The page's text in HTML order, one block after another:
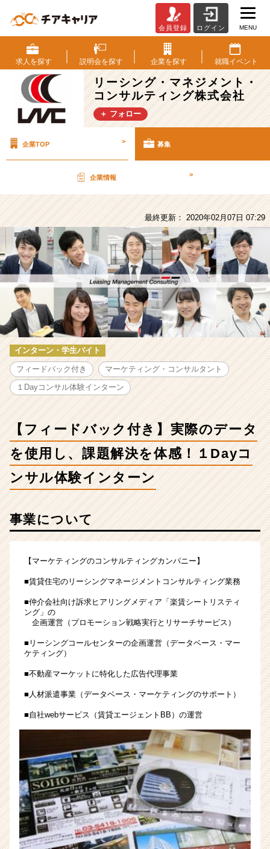
ー
シ
ン
グ・
マ
ネ
ジ
ト・
コ
サ
グ
株
式
会
社
の
採
用/
求
人
-
ー
ド
バ
ッ
ク
付
の
ー
タ
使
し、
課
決
を
感！
１
Day
コ
ン
サ
ル
体
験
イ
ン
会員登録 ログイン MENU
求人を探す 説明会を探す 企業を探す 就職イベント
リーシング・マネジメント・
コンサルティング株式会社
＋ フォロー
企業TOP > 募集
企業情報 >
最終更新： 2020年02月07日 07:29
インターン・学生バイト
フィードバック付き マーケティング・コンサルタント
１Dayコンサル体験インターン
【フィードバック付き】実際のデータ
を使用し、課題解決を体感！１Dayコ
ンサル体験インターン
事業について
【マーケティングのコンサルティングカンパニー】
■賃貸住宅のリーシングマネージメントコンサルティング業務
■仲介会社向け訴求ヒアリングメディア「楽賃シートリスティ
ング」の
企画運営（プロモーション戦略実行とリサーチサービス）
■リーシングコールセンターの企画運営（データベース・マー
ケティング）
■不動産マーケットに特化した広告代理事業
■人材派遣事業（データベース・マーケティングのサポート）
■自社webサービス（賃貸エージェントBB）の運営